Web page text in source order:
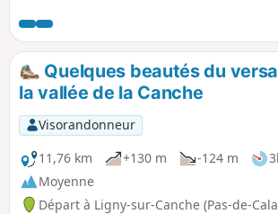
nature.
Quelques beautés du
la vallée de la Canche
Visorandonneur
11,76 km
+130 m -124 m
Moyenne
Départ à Ligny-sur-Canche (Pas-de-